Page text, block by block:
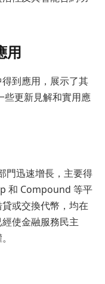
用
到應用，展示了其
些更新見解和實用應
門迅速增長，主要得
和 Compound 等平
或交換代幣，均在
使金融服務民主